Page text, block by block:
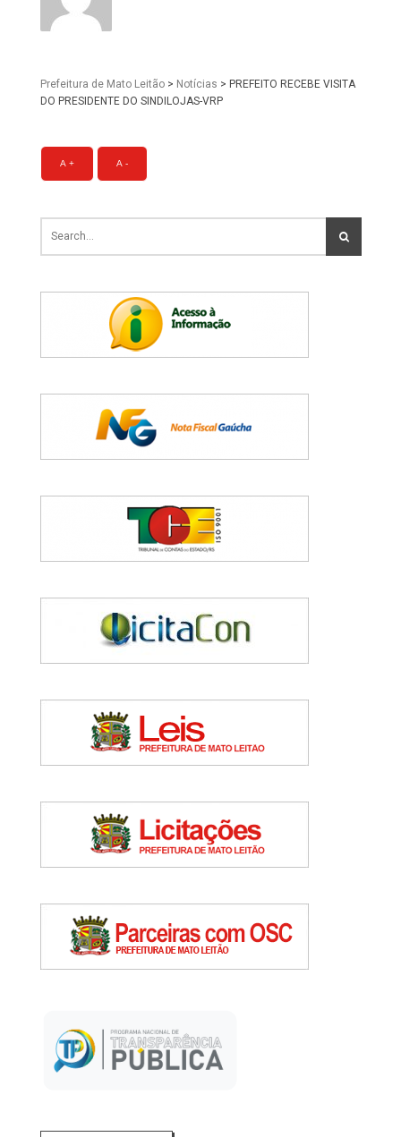
Prefeitura de Mato Leitão > Notícias > PREFEITO RECEBE VISITA
DO PRESIDENTE DO SINDILOJAS-VRP
A + A -